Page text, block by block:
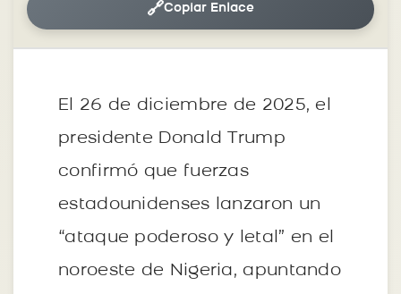
🔗Copiar Enlace
El 26 de diciembre de 2025, el
presidente Donald Trump
confirmó que fuerzas
estadounidenses lanzaron un
“ataque poderoso y letal” en el
noroeste de Nigeria, apuntando